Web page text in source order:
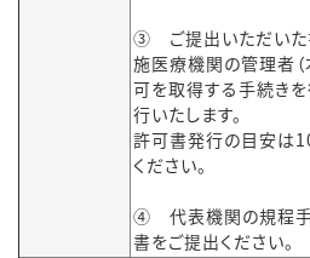
③ ご提出いただいた
施医療機関の管理者
可を取得する手続き
行いたします。
許可書発行の目安は
ください。
④ 代表機関の規程手
書をご提出ください。